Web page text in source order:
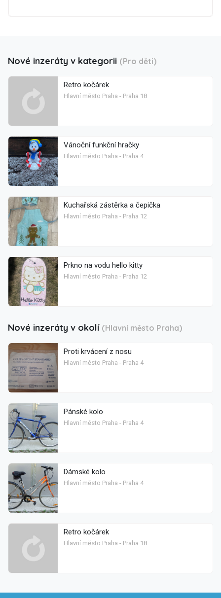
Nové inzeráty v kategorii (Pro děti)
Retro kočárek
Hlavní město Praha - Praha 18
Vánoční funkční hračky
Hlavní město Praha - Praha 4
Kuchařská zástěrka a čepička
Hlavní město Praha - Praha 12
Prkno na vodu hello kitty
Hlavní město Praha - Praha 12
Nové inzeráty v okolí (Hlavní město Praha)
Proti krvácení z nosu
Hlavní město Praha - Praha 4
Pánské kolo
Hlavní město Praha - Praha 4
Dámské kolo
Hlavní město Praha - Praha 4
Retro kočárek
Hlavní město Praha - Praha 18